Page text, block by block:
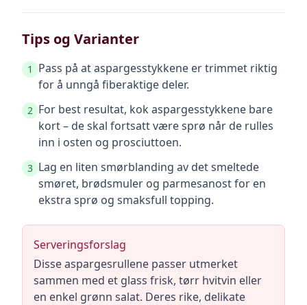
Tips og Varianter
1
Pass på at aspargesstykkene er trimmet riktig
for å unngå fiberaktige deler.
2 For best resultat, kok aspargesstykkene bare
kort – de skal fortsatt være sprø når de rulles
inn i osten og prosciuttoen.
3 Lag en liten smørblanding av det smeltede
smøret, brødsmuler og parmesanost for en
ekstra sprø og smaksfull topping.
Serveringsforslag
Disse aspargesrullene passer utmerket
sammen med et glass frisk, tørr hvitvin eller
en enkel grønn salat. Deres rike, delikate